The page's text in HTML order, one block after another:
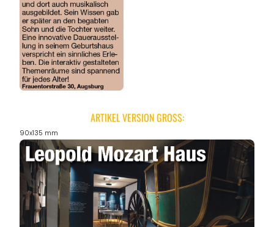
EVENTS
REISEFÜHRER
REISEMAGAZINE
ARTIKEL VERSION GROSS:
90x135 mm